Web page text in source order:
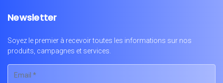
Newsletter
Soyez le premier à recevoir toutes les informations sur nos
produits, campagnes et services.